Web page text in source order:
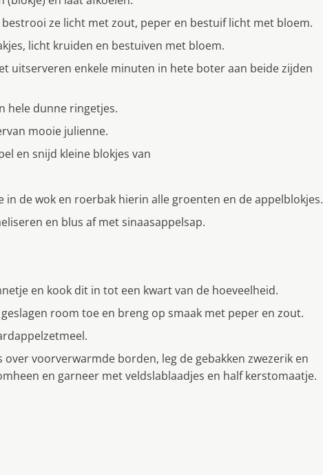
ze licht met zout, peper en bestuif licht met bloem.
licht kruiden en bestuiven met bloem.
uitserveren enkele minuten in hete boter aan beide zijden
hele dunne ringetjes.
mooie julienne.
en snijd kleine blokjes van
de wok en roerbak hierin alle groenten en de appelblokjes.
en blus af met sinaasappelsap.
en kook dit in tot een kwart van de hoeveelheid.
room toe en breng op smaak met peper en zout.
voorverwarmde borden, leg de gebakken zwezerik en
en garneer met veldslablaadjes en half kerstomaatje.